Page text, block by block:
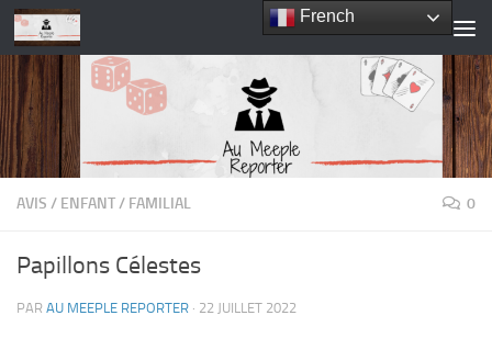
Skip to content
AVIS / ENFANT/ FAMILIAL 0
Papillons Célestes
PAR AU MEEPLE REPORTER · 22 JUILLET 2022
French